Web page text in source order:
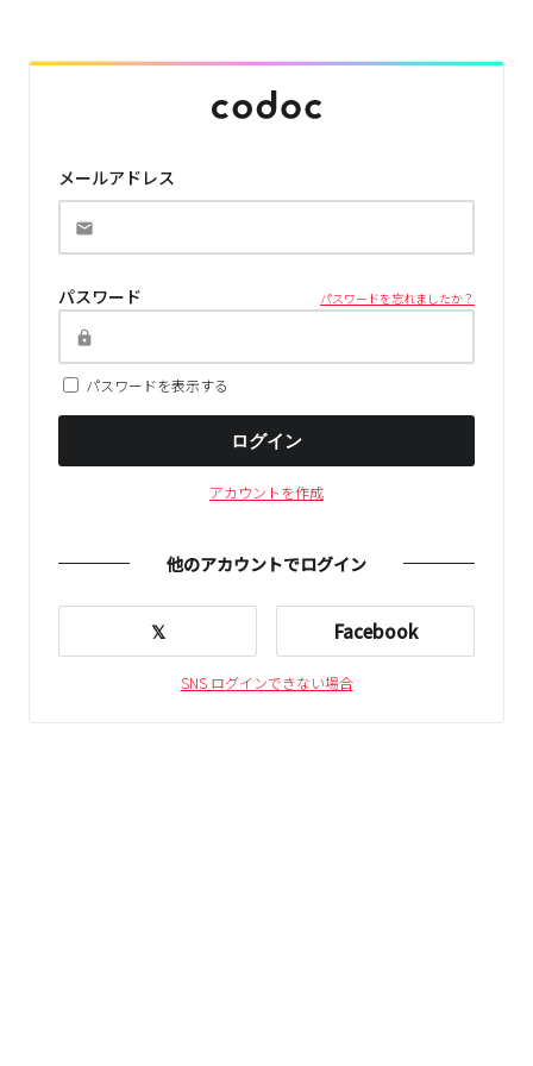
メールアドレス
パスワード パスワードを忘れましたか？
パスワードを表示する
ログイン
アカウントを作成
他のアカウントでログイン
𝕏 Facebook
SNS ログインできない場合